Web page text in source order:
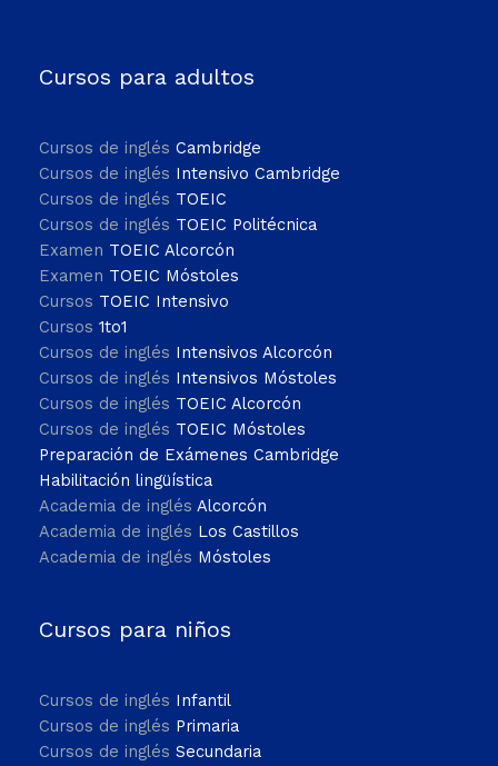
Cursos para adultos
Cursos de inglés Cambridge
Cursos de inglés Intensivo Cambridge
Cursos de inglés TOEIC
Cursos de inglés TOEIC Politécnica
Examen TOEIC Alcorcón
Examen TOEIC Móstoles
Cursos TOEIC Intensivo
Cursos 1to1
Cursos de inglés Intensivos Alcorcón
Cursos de inglés Intensivos Móstoles
Cursos de inglés TOEIC Alcorcón
Cursos de inglés TOEIC Móstoles
Preparación de Exámenes Cambridge
Habilitación lingüística
Academia de inglés Alcorcón
Academia de inglés Los Castillos
Academia de inglés Móstoles
Cursos para niños
Cursos de inglés Infantil
Cursos de inglés Primaria
Cursos de inglés Secundaria